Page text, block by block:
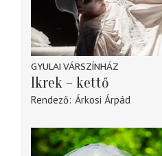
GYULAI VÁRSZÍNHÁZ
Ikrek – kettő
Rendező Árkosi Árpád